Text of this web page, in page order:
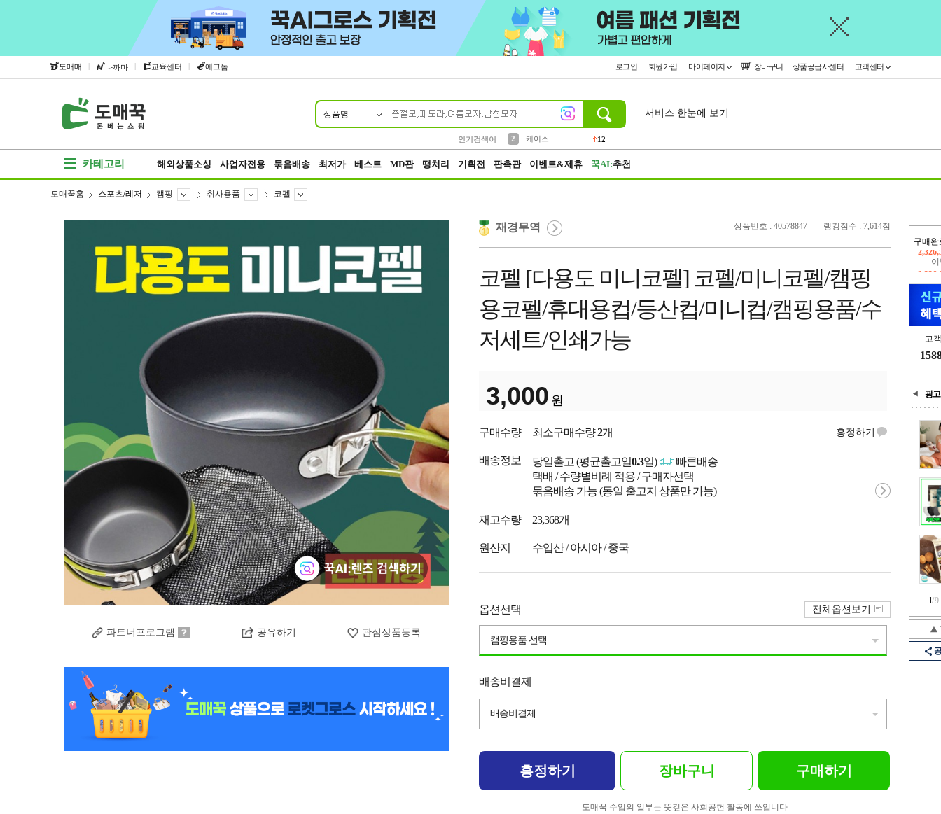
도매매 | 나까마 | 교육센터 | 에그돔 로그인 회원가입 마이페이지 장바구니 상품공급사센터 고객센터
상품명
인기검색어
2
케이스
12
서비스 한눈에 보기
카테고리 해외상품소싱 사업자전용 묶음배송 최저가 베스트 MD관 땡처리 기획전 판촉관 이벤트&제휴 꾹AI:추천
구매완
고
광고
1/9
도매꾹홈 스포츠/레저 캠핑 취사용품 코펠
파트너프로그램 공유하기 관심상품등록
상품번호 : 40578847 랭킹점수 : 7,614점
재경무역
코펠 [다용도 미니코펠] 코펠/미니코펠/캠핑
용코펠/휴대용컵/등산컵/미니컵/캠핑용품/수
저세트/인쇄가능
3,000 원
구매수량 최소구매수량2개 흥정하기
배송정보 당일출고 (평균출고일0.3일)
빠른배송
택배 / 수량별비례 적용 / 구매자선택
묶음배송 가능 (동일 출고지 상품만 가능)
재고수량 23,368개
원산지 수입산 / 아시아 / 중국
옵션선택
캠핑용품 선택
전체옵션보기
배송비결제
배송비결제
흥정하기 장바구니 구매하기
도매꾹 수입의 일부는 뜻깊은 사회공헌 활동에 쓰입니다